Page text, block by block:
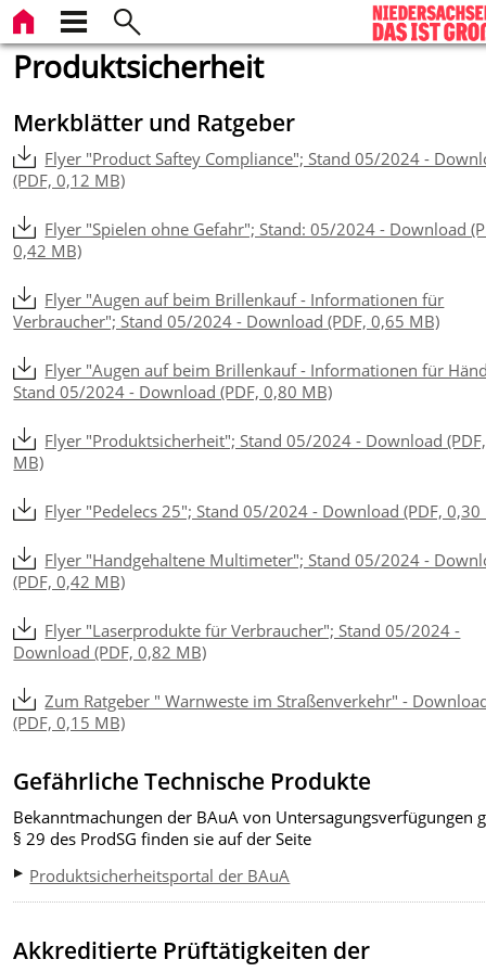
Produktsicherheit
Merkblätter und Ratgeber
Flyer "Product Saftey Compliance"; Stand 05/2024 -
(PDF, 0,12 MB)
Flyer "Spielen ohne Gefahr"; Stand: 05/2024 - Download
0,42 MB)
Flyer "Augen auf beim Brillenkauf - Informationen für
Verbraucher"; Stand 05/2024 - Download (PDF, 0,65 MB)
Flyer "Augen auf beim Brillenkauf - Informationen für
Stand 05/2024 - Download (PDF, 0,80 MB)
Flyer "Produktsicherheit"; Stand 05/2024 - Download
MB)
Flyer "Pedelecs 25"; Stand 05/2024 - Download (PDF, 0,30
Flyer "Handgehaltene Multimeter"; Stand 05/2024 -
(PDF, 0,42 MB)
Flyer "Laserprodukte für Verbraucher"; Stand 05/2024 -
Download (PDF, 0,82 MB)
Zum Ratgeber " Warnweste im Straßenverkehr" -
(PDF, 0,15 MB)
Gefährliche Technische Produkte
Bekanntmachungen der BAuA von Untersagungsverfügungen
§ 29 des ProdSG finden sie auf der Seite
Produktsicherheitsportal der BAuA
Akkreditierte Prüftätigkeiten der